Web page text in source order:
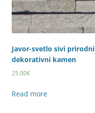
Javor-svetlo sivi prirodni
dekorativni kamen
25.00€
Read more